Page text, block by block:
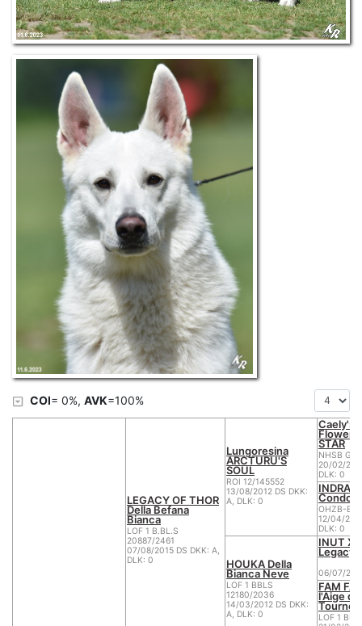
COI= 0%, AVK=100%
LEGACY OF THOR
Della Befana
Bianca
LOF 1 B.BL.S
20887/2461
07/08/2015 DS DKK: A,
DLK: 0
Lungoresina
ARCTURU'S
SOUL
ROI 12/145552
13/08/2012 DS DKK:
A, DLK: 0
Caely's
Flower
STAR
NHSB G-
20/02/
DLK: 0
INDRA
Condor
OHZB-
12/04/
DLK: 0
HOUKA Della
Bianca Neve
LOF 1 BBLS
12180/2036
14/03/2012 DS DKK:
A, DLK: 0
INUT
Legacy
06/07/
FAM
l'Aige de
LOF 1